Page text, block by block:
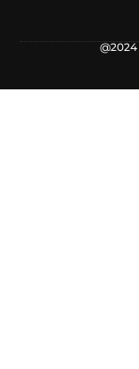
@2024